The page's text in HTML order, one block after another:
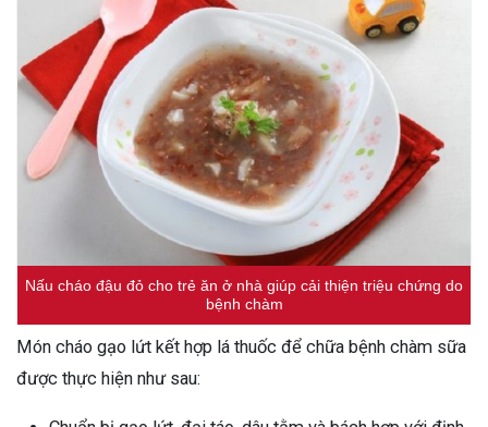
Nấu cháo đậu đỏ cho trẻ ăn ở nhà giúp cải thiện triệu chứng do
bệnh chàm
Món cháo gạo lứt kết hợp lá thuốc để chữa bệnh chàm sữa
được thực hiện như sau: